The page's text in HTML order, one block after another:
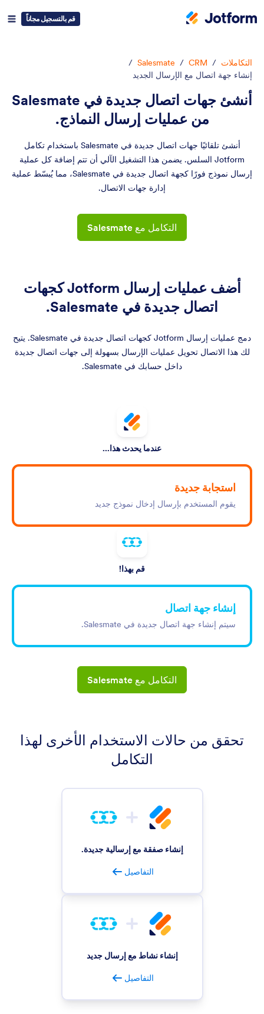
قم بالتسجيل مجاناً
التكاملات /
CRM
/
Salesmate
/
إنشاء جهة اتصال مع الإرسال الجديد
أنشئ جهات اتصال جديدة في Salesmate
من عمليات إرسال النماذج.
أنشئ تلقائيًا جهات اتصال جديدة في Salesmate باستخدام تكامل
Jotform السلس. يضمن هذا التشغيل الآلي أن تتم إضافة كل عملية
إرسال نموذج فورًا كجهة اتصال جديدة في Salesmate، مما يُبسّط عملية
إدارة جهات الاتصال.
التكامل مع Salesmate
أضف عمليات إرسال Jotform كجهات
اتصال جديدة في Salesmate.
دمج عمليات إرسال Jotform كجهات اتصال جديدة في Salesmate. يتيح
لك هذا الاتصال تحويل عمليات الإرسال بسهولة إلى جهات اتصال جديدة
داخل حسابك في Salesmate.
عندما يحدث هذا...
استجابة جديدة
يقوم المستخدم بإرسال إدخال نموذج جديد
قم بهذا!
إنشاء جهة اتصال
سيتم إنشاء جهة اتصال جديدة في Salesmate.
التكامل مع Salesmate
تحقق من حالات الاستخدام الأخرى لهذا
التكامل
إنشاء صفقة مع إرسالية جديدة.
التفاصيل
إنشاء نشاط مع إرسال جديد
التفاصيل